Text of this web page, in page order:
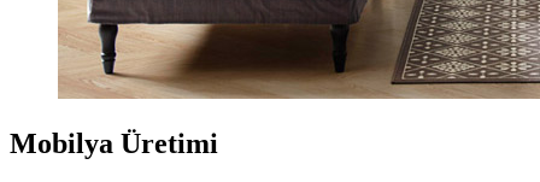
Mobilya Üretimi